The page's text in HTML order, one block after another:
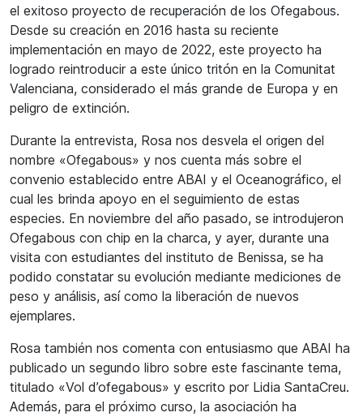
el exitoso proyecto de recuperación de los Ofegabous.
Desde su creación en 2016 hasta su reciente
implementación en mayo de 2022, este proyecto ha
logrado reintroducir a este único tritón en la Comunitat
Valenciana, considerado el más grande de Europa y en
peligro de extinción.
Durante la entrevista, Rosa nos desvela el origen del
nombre «Ofegabous» y nos cuenta más sobre el
convenio establecido entre ABAI y el Oceanográfico, el
cual les brinda apoyo en el seguimiento de estas
especies. En noviembre del año pasado, se introdujeron
Ofegabous con chip en la charca, y ayer, durante una
visita con estudiantes del instituto de Benissa, se ha
podido constatar su evolución mediante mediciones de
peso y análisis, así como la liberación de nuevos
ejemplares.
Rosa también nos comenta con entusiasmo que ABAI ha
publicado un segundo libro sobre este fascinante tema,
titulado «Vol d’ofegabous» y escrito por Lidia SantaCreu.
Además, para el próximo curso, la asociación ha